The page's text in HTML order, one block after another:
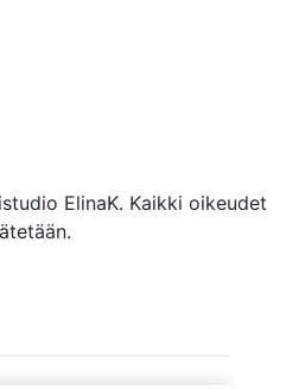
ElinaK. Kaikki oikeudet